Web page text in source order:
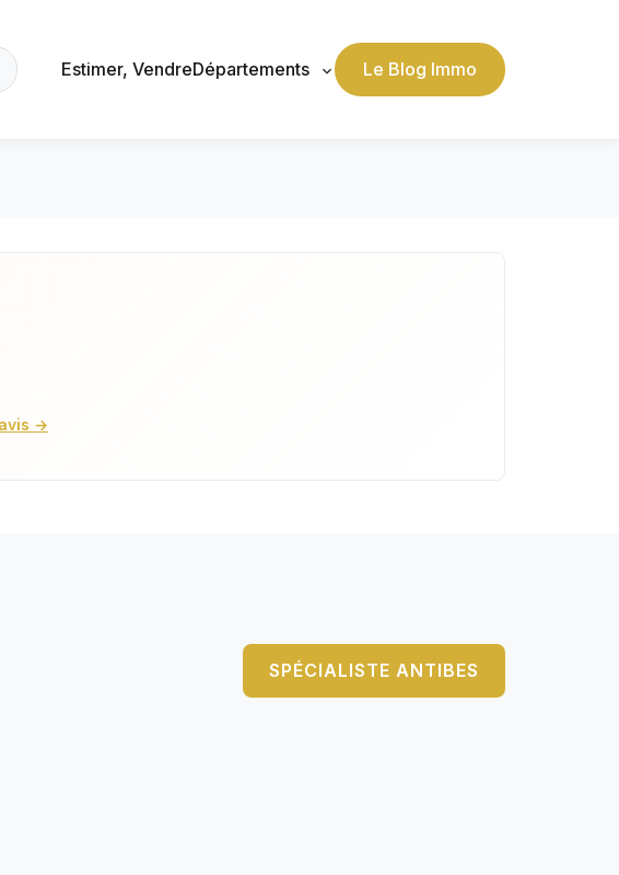
Estimer, VendreDépartements Le Blog Immo
→
SPÉCIALISTE ANTIBES